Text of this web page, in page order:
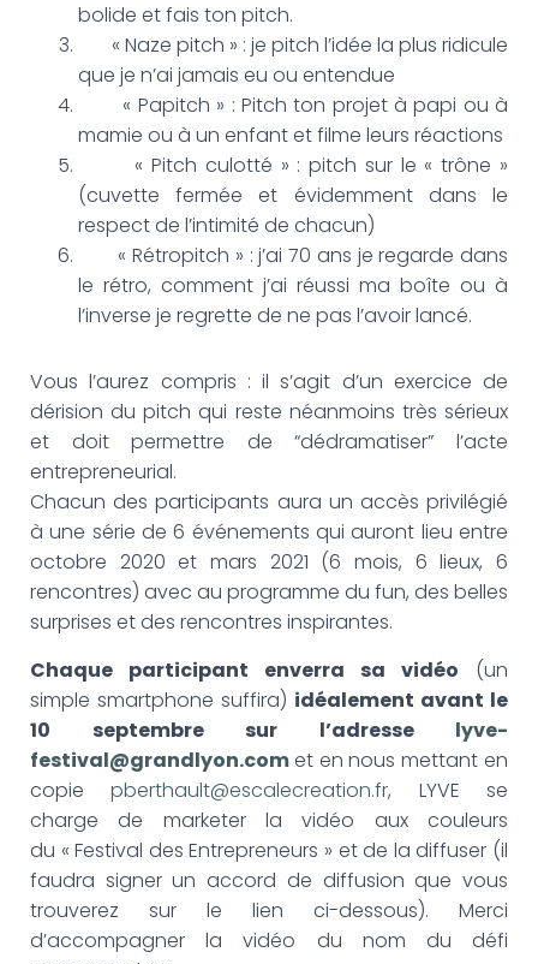
bolide et fais ton pitch.
« Naze pitch » : je pitch l’idée la plus ridicule
que je n’ai jamais eu ou entendue
« Papitch » : Pitch ton projet à papi ou à
mamie ou à un enfant et filme leurs réactions
« Pitch culotté » : pitch sur le « trône »
(cuvette fermée et évidemment dans le
respect de l’intimité de chacun)
« Rétropitch » : j’ai 70 ans je regarde dans
le rétro, comment j’ai réussi ma boîte ou à
l’inverse je regrette de ne pas l’avoir lancé.
Vous l’aurez compris : il s’agit d’un exercice de
dérision du pitch qui reste néanmoins très sérieux
et doit permettre de “dédramatiser” l’acte
entrepreneurial.
Chacun des participants aura un accès privilégié
à une série de 6 événements qui auront lieu entre
octobre 2020 et mars 2021 (6 mois, 6 lieux, 6
rencontres) avec au programme du fun, des belles
surprises et des rencontres inspirantes.
Chaque participant enverra sa vidéo (un
simple smartphone suffira) idéalement avant le
10 septembre sur l’adresse lyve-
festival@grandlyon.comet en nous mettant en
copiepberthault@escalecreation.fr, LYVE se
charge de marketer la vidéo aux couleurs
du « Festival des Entrepreneurs » et de la diffuser (il
faudra signer un accord de diffusion que vous
trouverez sur le lien ci-dessous). Merci
d’accompagner la vidéo du nom du défi